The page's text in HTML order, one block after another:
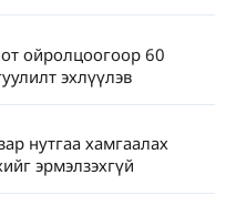
ойролцоогоор 60
эхлүүлэв
нутгаа хамгаалах
эрмэлзэхгүй